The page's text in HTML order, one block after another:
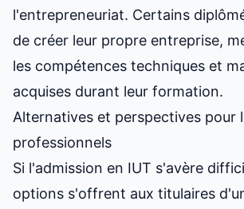
l'entrepreneuriat. Certains
de créer leur propre entreprise,
les compétences techniques et
acquises durant leur formation.
Alternatives et perspectives pour
professionnels
Si l'admission en IUT s'avère
options s'offrent aux titulaires